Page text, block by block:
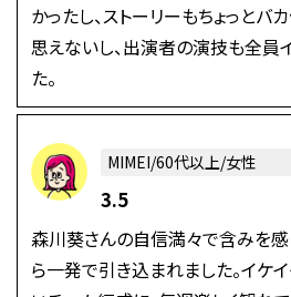
かったし、ストーリーもちょっとバ
思えないし、出演者の演技も全員
た。
MIMEI/60代以上/女性
3.5
森川葵さんの自信満々で含みを感
ら一発で引き込まれました。イケ